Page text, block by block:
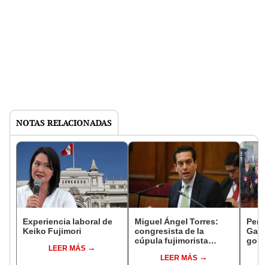
NOTAS RELACIONADAS
Experiencia laboral de
Keiko Fujimori
LEER MÁS
Miguel Ángel Torres:
congresista de la
cúpula fujimorista
del SenadoLEER MÁS